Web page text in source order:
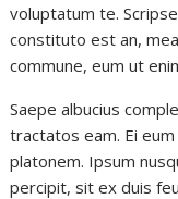
voluptatum te.
constituto est an,
commune, eum ut
Saepe albucius
tractatos eam. Ei
platonem. Ipsum
percipit, sit ex duis